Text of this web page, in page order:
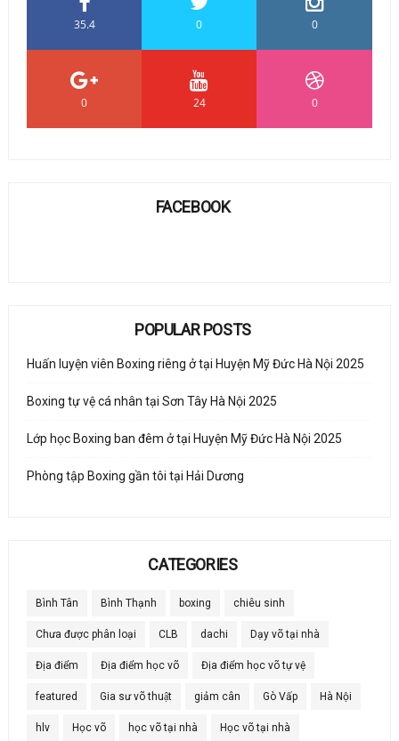
35.4 0 0
0 24 0
FACEBOOK
POPULAR POSTS
Huấn luyện viên Boxing riêng ở tại Huyện Mỹ Đức Hà Nội 2025
Boxing tự vệ cá nhân tại Sơn Tây Hà Nội 2025
Lớp học Boxing ban đêm ở tại Huyện Mỹ Đức Hà Nội 2025
Phòng tập Boxing gần tôi tại Hải Dương
CATEGORIES
Bình Tân Bình Thạnh boxing chiêu sinh
Chưa được phân loại CLB dachi Dạy võ tại nhà
Địa điểm Địa điểm học võ Địa điểm học võ tự vệ
featured Gia sư võ thuật giảm cân Gò Vấp Hà Nội
hlv Học võ học võ tại nhà Học võ tại nhà